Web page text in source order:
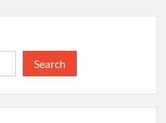
Search